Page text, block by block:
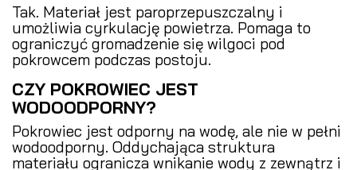
Tak. Materiał jest paroprzepuszczalny i
umożliwia cyrkulację powietrza. Pomaga to
ograniczyć gromadzenie się wilgoci pod
pokrowcem podczas postoju.
CZY POKROWIEC JEST
WODOODPORNY?
Pokrowiec jest odporny na wodę, ale nie w pełni
wodoodporny. Oddychająca struktura
materiału ogranicza wnikanie wody z zewnątrz i